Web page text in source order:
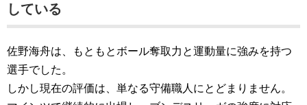
している
佐野海舟は、もともとボール奪取力と運動量に強みを持つ
選手でした。
しかし現在の評価は、単なる守備職人にとどまりません。